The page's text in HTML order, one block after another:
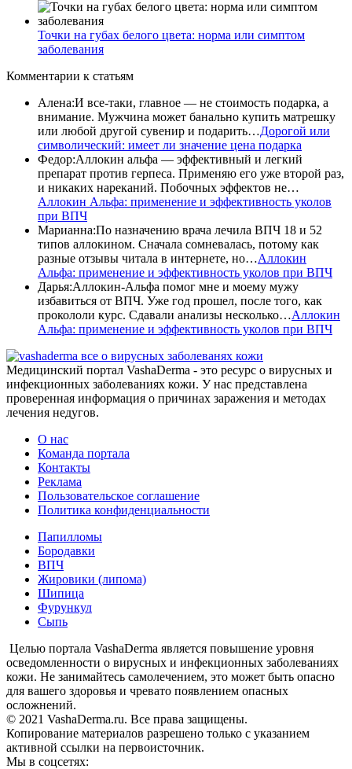
Точки на губах белого цвета: норма или симптом
заболевания
Комментарии к статьям
Алена:И все-таки, главное — не стоимость подарка, а
внимание. Мужчина может банально купить матрешку
или любой другой сувенир и подарить…Дорогой или
символический: имеет ли значение цена подарка
Федор:Аллокин альфа — эффективный и легкий
препарат против герпеса. Применяю его уже второй раз,
и никаких нареканий. Побочных эффектов не…
Аллокин Альфа: применение и эффективность уколов
при ВПЧ
Марианна:По назначению врача лечила ВПЧ 18 и 52
типов аллокином. Сначала сомневалась, потому как
разные отзывы читала в интернете, но…Аллокин
Альфа: применение и эффективность уколов при ВПЧ
Дарья:Аллокин-Альфа помог мне и моему мужу
избавиться от ВПЧ. Уже год прошел, после того, как
прокололи курс. Сдавали анализы несколько…Аллокин
Альфа: применение и эффективность уколов при ВПЧ
все о вирусных заболеванях кожи
Медицинский портал VashaDerma - это ресурс о вирусных и
инфекционных заболеваниях кожи. У нас представлена
проверенная информация о причинах заражения и методах
лечения недугов.
О нас
Команда портала
Контакты
Реклама
Пользовательское соглашение
Политика конфиденциальности
Папилломы
Бородавки
ВПЧ
Жировики (липома)
Шипица
Фурункул
Сыпь
Целью портала VashaDerma является повышение уровня
осведомленности о вирусных и инфекционных заболеваниях
кожи. Не занимайтесь самолечением, это может быть опасно
для вашего здоровья и чревато появлением опасных
осложнений.
© 2021 VashaDerma.ru. Все права защищены.
Копирование материалов разрешено только с указанием
активной ссылки на первоисточник.
Мы в соцсетях: